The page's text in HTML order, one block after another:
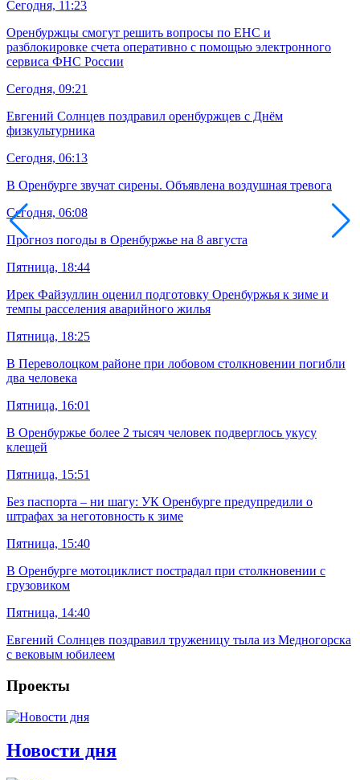
Сегодня, 11:23
Оренбуржцы смогут решить вопросы по ЕНС и
разблокировке счета оперативно с помощью электронного
сервиса ФНС России
Сегодня, 09:21
Евгений Солнцев поздравил оренбуржцев с Днём
физкультурника
Сегодня, 06:13
В Оренбурге звучат сирены. Объявлена воздушная тревога
Сегодня, 06:08
Прогноз погоды в Оренбуржье на 8 августа
Пятница, 18:44
Ирек Файзуллин оценил подготовку Оренбуржья к зиме и
темпы расселения аварийного жилья
Пятница, 18:25
В Переволоцком районе при лобовом столкновении погибли
два человека
Пятница, 16:01
В Оренбуржье более 2 тысяч человек подверглось укусу
клещей
Пятница, 15:51
Без паспорта – ни шагу: УК Оренбурге предупредили о
штрафах за неготовность к зиме
Пятница, 15:40
В Оренбурге мотоциклист пострадал при столкновении с
грузовиком
Пятница, 14:40
Евгений Солнцев поздравил труженицу тыла из Медногорска
с вековым юбилеем
Проекты
Новости дня